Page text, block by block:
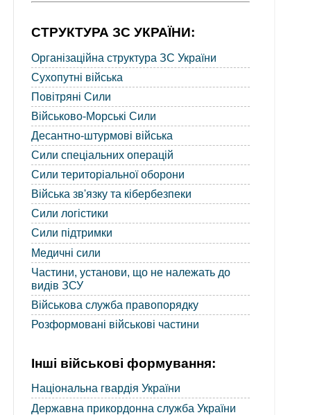
СТРУКТУРА ЗС УКРАЇНИ:
Організаційна структура ЗС України
Сухопутні війська
Повітряні Сили
Військово-Морські Сили
Десантно-штурмові війська
Сили спеціальних операцій
Сили територіальної оборони
Війська зв'язку та кібербезпеки
Сили логістики
Сили підтримки
Медичні сили
Частини, установи, що не належать до
видів ЗСУ
Військова служба правопорядку
Розформовані військові частини
Інші військові формування:
Національна гвардія України
Державна прикордонна служба України